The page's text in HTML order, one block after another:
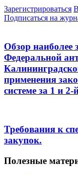
Зарегистрироваться
Подписаться на
Обзор
Федеральной
применения
системе за 1 и
Требования к
закупок.
Полезные